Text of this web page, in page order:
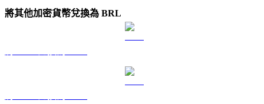
將其他加密貨幣兌換為 BRL